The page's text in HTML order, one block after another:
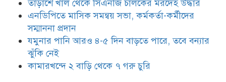
তাড়াশে খাল থেকে সিএনজি চালকের মরদেহ উদ্ধার
এনডিপিতে মাসিক সমন্বয় সভা, কর্মকর্তা-কর্মীদের
সম্মাননা প্রদান
যমুনার পানি আরও ৪-৫ দিন বাড়তে পারে, তবে বন্যার
ঝুঁকি নেই
কামারখন্দে ২ বাড়ি থেকে ৭ গরু চুরি